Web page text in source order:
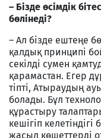
– Бізде өсімдік
бөлінеді?
– Ал бізде ештеңе
қалдық принципі
секілді сумен
қарамастан. Егер
тіпті, Атыраудың
болады. Бұл
құрастыру
кешігіп
жасыл көшеттерді